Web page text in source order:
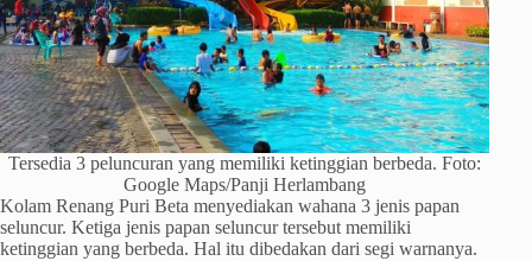
Tersedia 3 peluncuran yang memiliki ketinggian berbeda. Foto:
Google Maps/Panji Herlambang
Kolam Renang Puri Beta menyediakan wahana 3 jenis papan
seluncur. Ketiga jenis papan seluncur tersebut memiliki
ketinggian yang berbeda. Hal itu dibedakan dari segi warnanya.